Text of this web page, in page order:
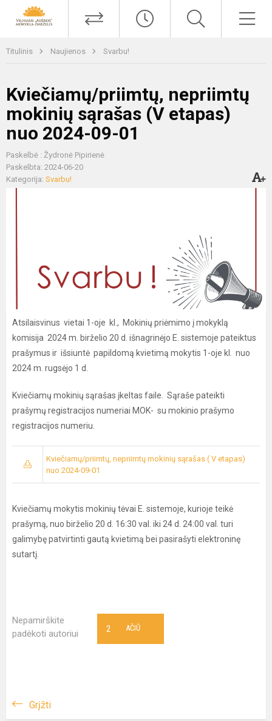
Titulinis Naujienos Svarbu!
Kviečiamų/priimtų, nepriimtų
mokinių sąrašas (V etapas)
nuo 2024-09-01
Paskelbė : Žydronė Pipirienė
Paskelbta: 2024-06-20
Kategorija: Svarbu!
Atsilaisvinus vietai 1-oje kl., Mokinių priėmimo į mokyklą
komisija 2024 m. birželio 20 d. išnagrinėjo E. sistemoje pateiktus
prašymus ir išsiuntė papildomą kvietimą mokytis 1-oje kl. nuo
2024 m. rugsėjo 1 d.
Kviečiamų mokinių sąrašas įkeltas faile. Sąraše pateikti
prašymų registracijos numeriai MOK- su mokinio prašymo
registracijos numeriu.
Kviečiamų/priimtų, nepriimtų mokinių sąrašas ( V etapas)
nuo 2024-09-01
Kviečiamų mokytis mokinių tėvai E. sistemoje, kurioje teikė
prašymą, nuo birželio 20 d. 16:30 val. iki 24 d. 24:00 val. turi
galimybę patvirtinti gautą kvietimą bei pasirašyti elektroninę
sutartį.
Nepamirškite
padėkoti autoriui
AČIŪ
2
Grįžti